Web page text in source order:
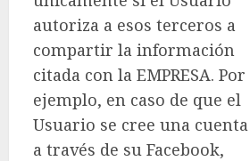
autoriza a esos terceros a
compartir la información
citada con la EMPRESA. Por
ejemplo, en caso de que el
Usuario se cree una cuenta
a través de su Facebook,